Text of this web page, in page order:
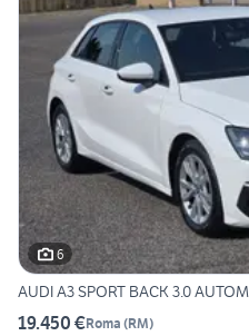
6
AUDI A3 SPORT BACK 3.0
19.450 €Roma (RM)